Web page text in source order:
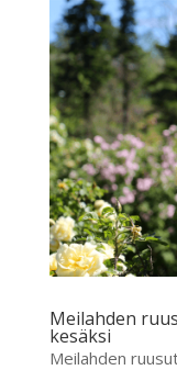
Meilahden
kesäksi
Meilahden